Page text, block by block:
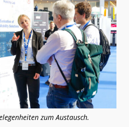
zum Austausch.